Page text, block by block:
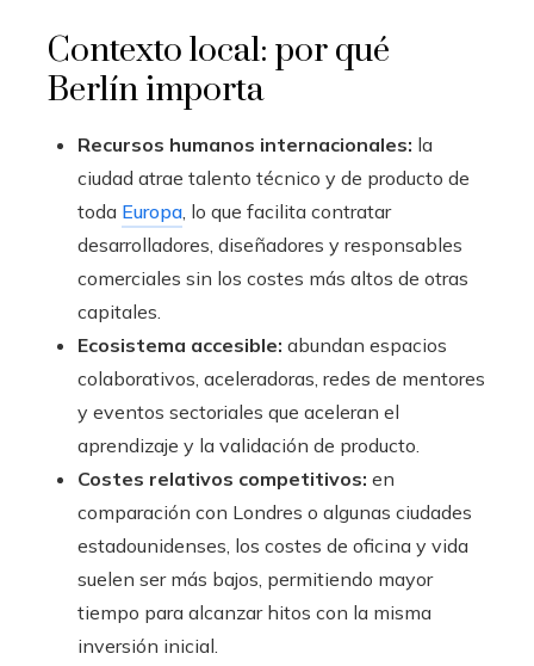
Contexto local: por qué
Berlín importa
Recursos humanos internacionales: la
ciudad atrae talento técnico y de producto de
toda Europa, lo que facilita contratar
desarrolladores, diseñadores y responsables
comerciales sin los costes más altos de otras
capitales.
Ecosistema accesible: abundan espacios
colaborativos, aceleradoras, redes de mentores
y eventos sectoriales que aceleran el
aprendizaje y la validación de producto.
Costes relativos competitivos: en
comparación con Londres o algunas ciudades
estadounidenses, los costes de oficina y vida
suelen ser más bajos, permitiendo mayor
tiempo para alcanzar hitos con la misma
inversión inicial.